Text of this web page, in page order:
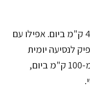
הנהג הישראלי הממוצע נוסע 40-60 ק"מ ביום. אפילו עם
לנסיעה יומית
בלילה אחד. אם אתם נוסעים יותר מ-100 ק"מ ביום,